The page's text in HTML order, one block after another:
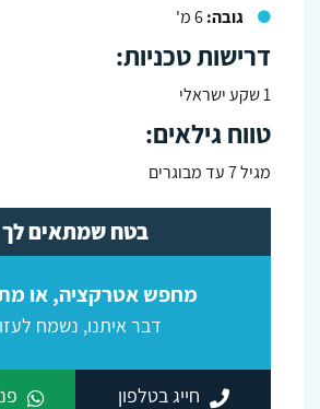
גובה:
דרישות טכניות:
1 שקע ישראלי
טווח גילאים:
מגיל 7 עד מבוגרים
בטח שמתאים לך
מחפש אטרקציה, או
דבר איתנו, נשמח
חייג בטלפון